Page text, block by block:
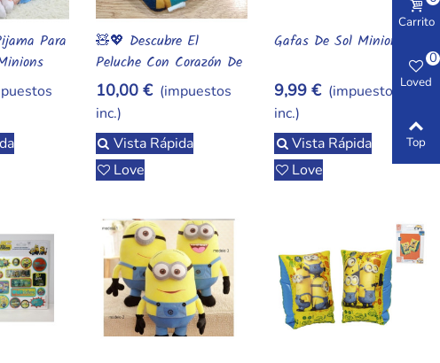
Para
Añadir Al Carrito
🧸💖 Descubre El
Peluche Con Corazón De
Los Minions: El Regalo
Tierno Y Divertido Que
Enamorará A Todos 💖🧸
10,00 € (impuestos
inc.)
Vista Rápida
Love
Añadir Al Carrito
Gafas De Sol Minions
9,99 € (impuestos
inc.)
Vista Rápida
Love
Carrito
Loved
0
Top